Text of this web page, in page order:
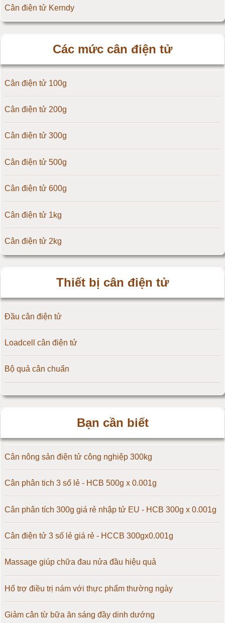
Cân điện tử Kerndy
Cân điện tử OCS
Cân điện tử Digi
Cân điện tử TNP Scacle
Cân điện tử CAS Hàn Quốc
Cân điện tử Yaohua
Cân điện tử Amcells
Đầu cân điện tử Flintec
Các mức cân điện tử
Cân điện tử 100g
Cân điện tử 200g
Cân điện tử 300g
Cân điện tử 500g
Cân điện tử 600g
Cân điện tử 1kg
Cân điện tử 2kg
Cân điện tử 10kg
Cân điện tử 15kg
Cân điện tử 20kg
Cân điện tử 25kg
Cân điện tử 50kg
Cân điện tử 60kg
Cân điện tử 100kg
Cân điện tử 150kg
Cân điện tử 200kg
Cân điện tử 300kg
Cân điện tử 500kg
Thiết bị cân điện tử
Đầu cân điện tử
Loadcell cân điện tử
Bộ quả cân chuẩn
Bạn cần biết
Cân nông sản điện tử công nghiệp 300kg
Cân phân tich 3 số lẻ - HCB 500g x 0.001g
Cân phân tích 300g giá rẻ nhập tử EU - HCB 300g x 0.001g
Cân điện tử 3 số lẻ giá rẻ - HCCB 300gx0.001g
Massage giúp chữa đau nửa đầu hiệu quả
Hổ trợ điều trị nám với thực phẩm thường ngày
Giảm cân từ bữa ăn sáng đầy dinh dướng